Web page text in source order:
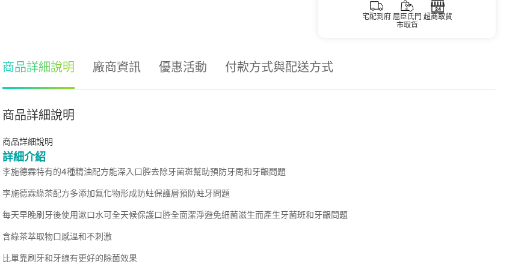
宅配到府 屈臣氏門
市取貨
超商取貨
商品詳細說明 廠商資訊 優惠活動 付款方式與配送方式
商品詳細說明
商品詳細說明
詳細介紹
李施德霖特有的4種精油配方能深入口腔去除牙菌斑幫助預防牙周和牙齦問題
李施德霖綠茶配方多添加氟化物形成防蛀保護層預防蛀牙問題
每天早晚刷牙後使用漱口水可全天候保護口腔全面潔淨避免細菌滋生而產生牙菌斑和牙齦問題
含綠茶萃取物口感溫和不刺激
比單靠刷牙和牙線有更好的除菌效果